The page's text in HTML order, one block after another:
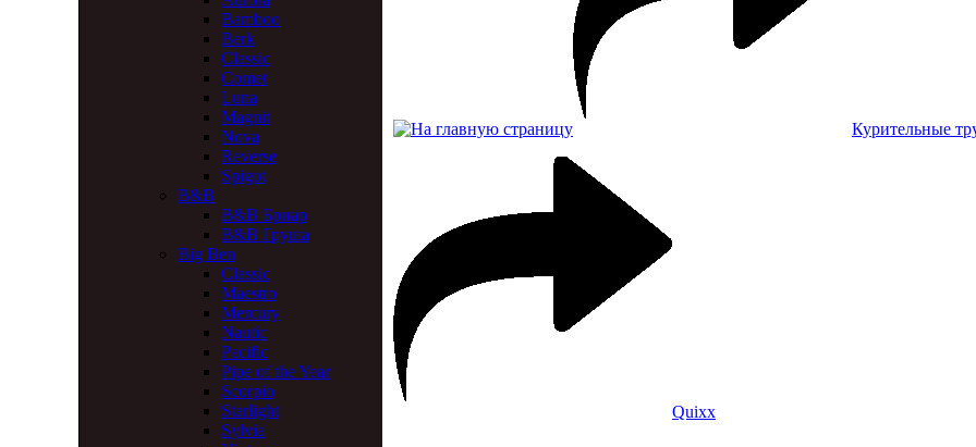
Bamboo
Berk
Classic
Comet
Luna
Magnit
Nova
Reverse
Spigot
B&B
B&B Бриар
B&B Груша
Big Ben
Classic
Maestro
Mercury
Nautic
Pacific
Pipe of the Year
Scorpio
Starlight
Sylvia
Курительные
Quixx